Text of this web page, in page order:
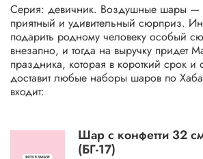
Шар с конфетти 32
(БГ-17)
Серия: девичник. Воздушные шары —
приятный и удивительный сюрприз.
подарить родному человеку особый
внезапно, и тогда на выручку придет
праздника, которая в короткий срок и
доставит любые наборы шаров по
входит: